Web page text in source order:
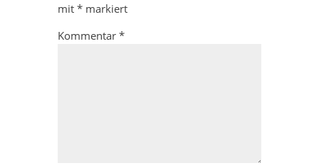
mit *markiert
Kommentar *